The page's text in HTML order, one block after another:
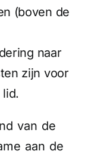
(boven de
naar
zijn voor
van de
aan de